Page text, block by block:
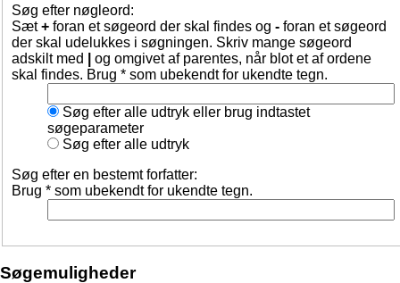
Søg efter nøgleord:
Sæt+ foran et søgeord der skal findes og - foran et søgeord
der skal udelukkes i søgningen. Skriv mange søgeord
adskilt med
og omgivet af parentes, når blot et af ordene
skal findes. Brug * som ubekendt for ukendte tegn.
Søg efter alle udtryk eller brug indtastet
søgeparameter
Søg efter alle udtryk
Søg efter en bestemt forfatter:
Brug * som ubekendt for ukendte tegn.
Søgemuligheder